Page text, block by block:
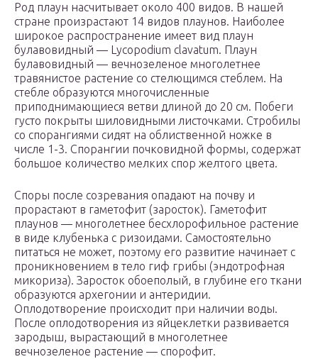
Род плаун насчитывает около 400 видов. В нашей
стране произрастают 14 видов плаунов. Наиболее
широкое распространение имеет вид плаун
булавовидный — Lycopodium clavatum. Плаун
булавовидный — вечнозеленое многолетнее
травянистое растение со стелющимся стеблем. На
стебле образуются многочисленные
приподнимающиеся ветви длиной до 20 см. Побеги
густо покрыты шиловидными листочками. Стробилы
со спорангиями сидят на облиственной ножке в
числе 1-3. Спорангии почковидной формы, содержат
большое количество мелких спор желтого цвета.
Споры после созревания опадают на почву и
прорастают в гаметофит (заросток). Гаметофит
плаунов — многолетнее бесхлорофильное растение
в виде клубенька с ризоидами. Самостоятельно
питаться не может, поэтому его развитие начинает с
проникновением в тело гиф грибы (эндотрофная
микориза). Заросток обоеполый, в глубине его ткани
образуются архегонии и антеридии.
Оплодотворение происходит при наличии воды.
После оплодотворения из яйцеклетки развивается
зародыш, вырастающий в многолетнее
вечнозеленое растение — спорофит.